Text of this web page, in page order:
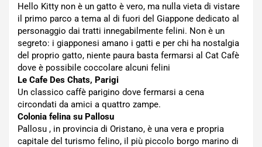
Hello Kitty non è un gatto è vero, ma nulla vieta di vistare
il primo parco a tema al di fuori del Giappone dedicato al
personaggio dai tratti innegabilmente felini. Non è un
segreto: i giapponesi amano i gatti e per chi ha nostalgia
del proprio gatto, niente paura basta fermarsi al Cat Cafè
dove è possibile coccolare alcuni felini
Le Cafe Des Chats, Parigi
Un classico caffè parigino dove fermarsi a cena
circondati da amici a quattro zampe.
Colonia felina su Pallosu
Pallosu , in provincia di Oristano, è una vera e propria
capitale del turismo felino, il più piccolo borgo marino di